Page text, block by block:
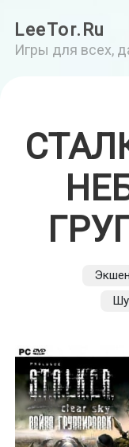
LeeTor.Ru
Игры для всех,